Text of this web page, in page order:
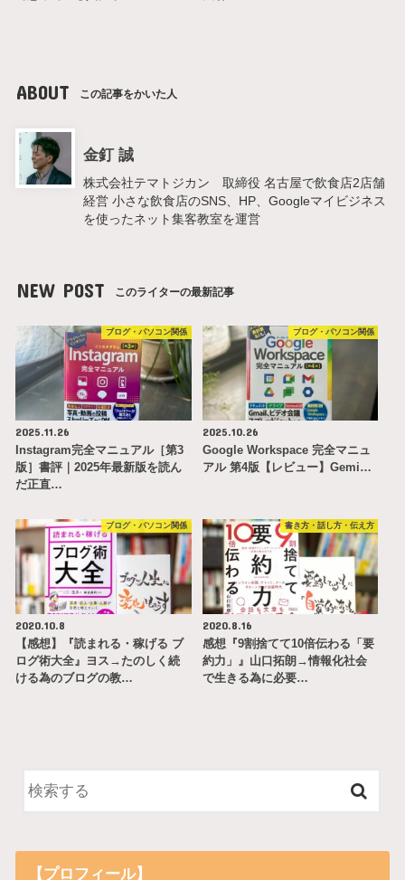
ABOUT この記事をかいた人
金釘 誠
株式会社テマトジカン 取締役 名古屋で飲食店2店舗
経営 小さな飲食店のSNS、HP、Googleマイビジネス
を使ったネット集客教室を運営
NEW POST このライターの最新記事
ブログ・パソコン関係
2025.11.26
Instagram完全マニュアル［第3
版］書評｜2025年最新版を読ん
だ正直…
ブログ・パソコン関係
2025.10.26
Google Workspace 完全マニュ
アル 第4版【レビュー】Gemi…
ブログ・パソコン関係
2020.10.8
【感想】『読まれる・稼げる ブ
ログ術大全』ヨス→たのしく続
ける為のブログの教…
書き方・話し方・伝え方
2020.8.16
感想『9割捨てて10倍伝わる「要
約力」』山口拓朗→情報化社会
で生きる為に必要…
【プロフィール】